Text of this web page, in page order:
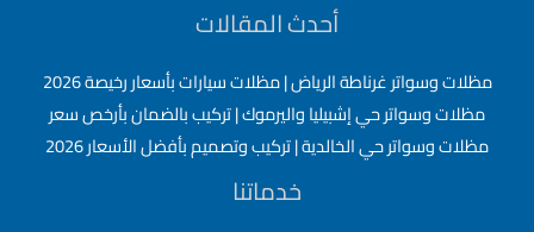
أحدث المقالات
مظلات وسواتر غرناطة الرياض | مظلات سيارات بأسعار رخيصة 2026
مظلات وسواتر حي إشبيليا واليرموك | تركيب بالضمان بأرخص سعر
مظلات وسواتر حي الخالدية | تركيب وتصميم بأفضل الأسعار 2026
خدماتنا